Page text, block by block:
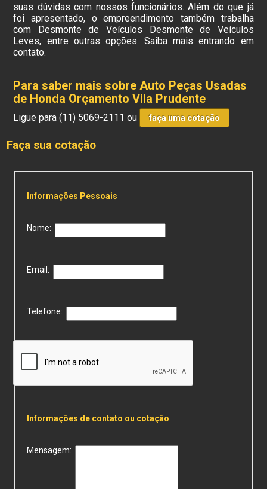
suas dúvidas com nossos funcionários. Além do que já
foi apresentado, o empreendimento também trabalha
com Desmonte de Veículos Desmonte de Veículos
Leves, entre outras opções. Saiba mais entrando em
contato.
Para saber mais sobre Auto Peças Usadas
de Honda Orçamento Vila Prudente
Ligue para(11) 5069-2111 ou faça uma cotação
Faça sua cotação
Informações Pessoais
Nome:
Email:
Telefone:
Informações de contato ou cotação
Mensagem: